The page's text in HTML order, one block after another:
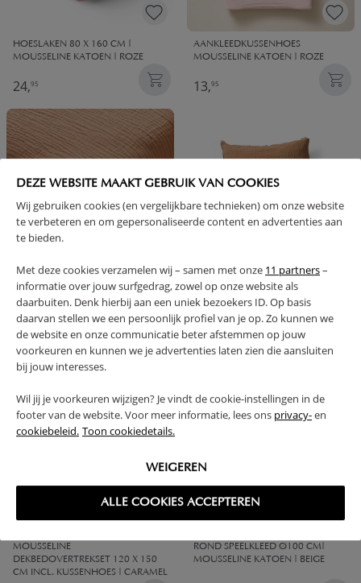
DEZE WEBSITE MAAKT GEBRUIK VAN COOKIES
Wij gebruiken cookies (en vergelijkbare technieken) om onze website
te verbeteren en om gepersonaliseerde content en advertenties aan
te bieden.
Met deze cookies verzamelen wij – samen met onze 11 partners–
informatie over jouw surfgedrag, zowel op onze website als
daarbuiten. Denk hierbij aan een uniek bezoekers ID. Op basis
daarvan stellen we een persoonlijk profiel van je op. Zo kunnen we
de website en onze communicatie beter afstemmen op jouw
voorkeuren en kunnen we je advertenties laten zien die aansluiten
bij jouw interesses.
Wil jij je voorkeuren wijzigen? Je vindt de cookie-instellingen in de
footer van de website. Voor meer informatie, lees ons privacy-en
cookiebeleid. Toon cookiedetails.
WEIGEREN
ALLE COOKIES ACCEPTEREN
HOESLAKEN 80 X 160 CM |
MOUSSELINE KATOEN | ROZE
24,95
AANKLEEDKUSSENHOES
MOUSSELINE KATOEN | ROZE
13,95
HOESLAKEN 90 X 200 CM |
MOUSSELINE KATOEN | CARAMEL
27, 95
DEKBEDOVERTREKSET 140 X 200
CM | MOUSSILINE KATOEN |
CARAMEL
52,95
MOUSSELINE
DEKBEDOVERTREKSET 120 X 150
CM INCL. KUSSENHOES | CARAMEL
ROND SPEELKLEED Ø100 CM|
MOUSSELINE KATOEN | BEIGE